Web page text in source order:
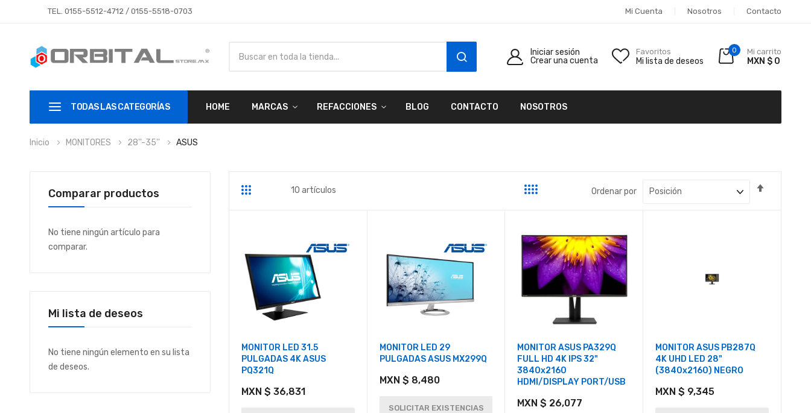
TEL. 0155-5512-4712/ 0155-5518-0703 Mi Cuenta Nosotros Contacto
SEARCH
Iniciar sesión
Crear una cuenta
Favoritos
Mi lista de deseos
0 Mi carrito
MXN $ 0
TODAS LAS CATEGORÍAS HOME MARCAS REFACCIONES BLOG CONTACTO NOSOTROS
Inicio MONITORES 28''-35'' ASUS
Parrilla 10 artículos Ordenar por
MONITOR LED 31.5
PULGADAS 4K ASUS
PQ321Q
MXN $ 36,831
MONITOR LED 29
PULGADAS ASUS MX299Q
MXN $ 8,480
SOLICITAR EXISTENCIAS
MONITOR ASUS PA329Q
FULL HD 4K IPS 32"
3840x2160
HDMI/DISPLAY PORT/USB
MXN $ 26,077
MONITOR ASUS PB287Q
4K UHD LED 28"
(3840x2160) NEGRO
MXN $ 9,345
Comparar productos
No tiene ningún artículo para
comparar.
Mi lista de deseos
No tiene ningún elemento en su lista
de deseos.